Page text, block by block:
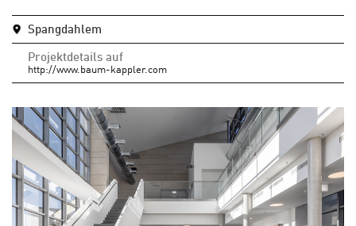
Spangdahlem
Projektdetails auf
http://www.baum-kappler.com